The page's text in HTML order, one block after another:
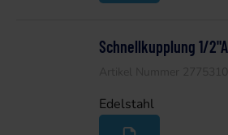
Schnellkupplung 1/
Edelstahl